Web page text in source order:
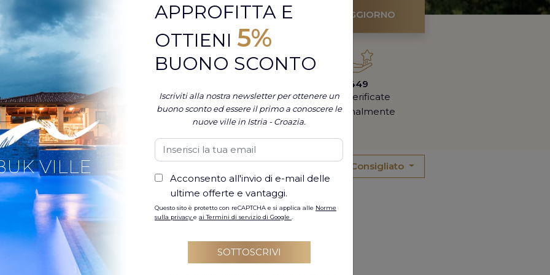
1 ospiti TROVA IL TUO SOGGIORNO
ospiti hanno soggiornato
nelle nostre ville
Pagamenti online
spensierati
449
ville verificate
personalmente
Consigliato
VILLE
APPROFITTA E
OTTIENI 5%
BUONO SCONTO
Iscriviti alla nostra newsletter per ottenere un
buono sconto ed essere il primo a conoscere le
nuove ville in Istria - Croazia.
Acconsento all'invio di e-mail delle
ultime offerte e vantaggi.
Questo sito è protetto con reCAPTCHA e si applica alle Norme
sulla privacy e ai Termini di servizio di Google
SOTTOSCRIVI